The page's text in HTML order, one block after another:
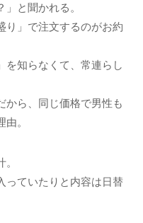
と聞かれる。
り」で注文するのがお約
を知らなくて、常連らし
から、同じ価格で男性も
。
っていたりと内容は日替